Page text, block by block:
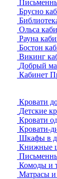
Брусно
Ольса
Рауна
Бостон
Викинг
Добрый
Кабинет
Кровати
Детские
Кровати
Кровати-
Шкафы в
Книжные
Комоды и
Матрасы и